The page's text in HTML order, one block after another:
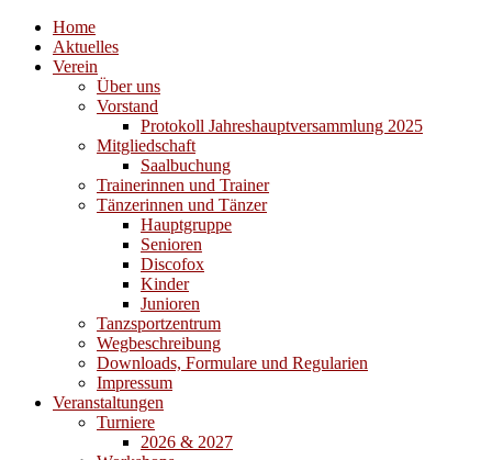
Home
Aktuelles
Verein
Über uns
Vorstand
Protokoll Jahreshauptversammlung 2025
Mitgliedschaft
Saalbuchung
Trainerinnen und Trainer
Tänzerinnen und Tänzer
Hauptgruppe
Senioren
Discofox
Kinder
Junioren
Tanzsportzentrum
Wegbeschreibung
Downloads, Formulare und Regularien
Impressum
Veranstaltungen
Turniere
2026 & 2027